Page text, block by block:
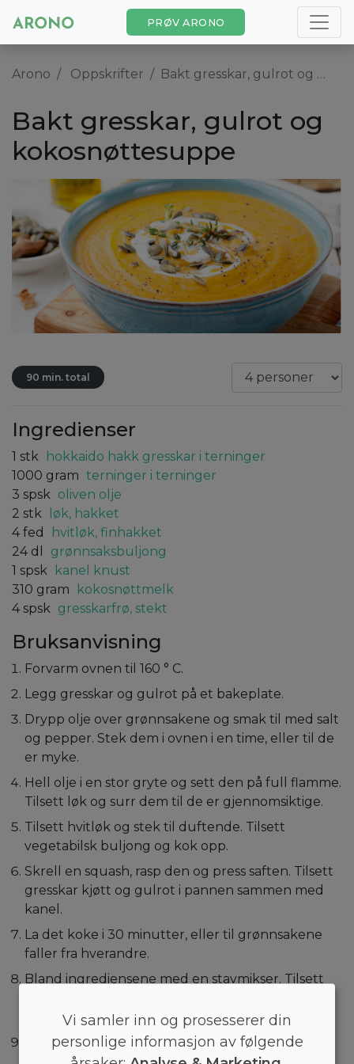
PRØV ARONO
Arono Oppskrifter Bakt gresskar, gulrot og kokosnøttesuppe
Bakt gresskar, gulrot og
kokosnøttesuppe
90 min. total
Ingredienser
1 stk
hokkaido hakk gresskar i terninger
1000 gram terninger i terninger
3 spsk oliven olje
2 stk
løk, hakket
4 fed
hvitløk, finhakket
24 dl
grønnsaksbuljong
1 spsk
kanel knust
310 gram
kokosnøttmelk
4 spsk gresskarfrø, stekt
Bruksanvisning
Forvarm ovnen til 160 ° C.
Legg gresskar og gulrot på et bakeplate.
Drypp olje over grønnsakene og smak til med salt
og pepper. Stek dem i ovnen i en time, eller til de
er myke.
Hell olje i en stor gryte og sett den på full flamme.
Tilsett løk og surr dem til de er gjennomsiktige.
Tilsett hvitløk og stek til duftende. Tilsett
vegetabilsk buljong og kok opp.
Skrell en squash, rasp den og press saften. Tilsett
gresskar kjøtt og gulrot i pannen sammen med
kanel.
La det koke i 30 minutter, eller til grønnsakene
faller fra hverandre.
Bland ingrediensene med en stavmikser. Tilsett
krydder.
Server pyntet med gresskarfrø og et dryss svart
Vi samler inn og prosesserer din
personlige informasjon av følgende